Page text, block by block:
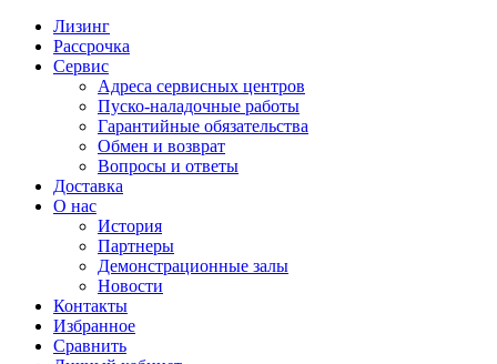
Лизинг
Рассрочка
Сервис
Адреса сервисных центров
Пуско-наладочные работы
Гарантийные обязательства
Обмен и возврат
Вопросы и ответы
Доставка
О нас
История
Партнеры
Демонстрационные залы
Новости
Контакты
Избранное
Сравнить